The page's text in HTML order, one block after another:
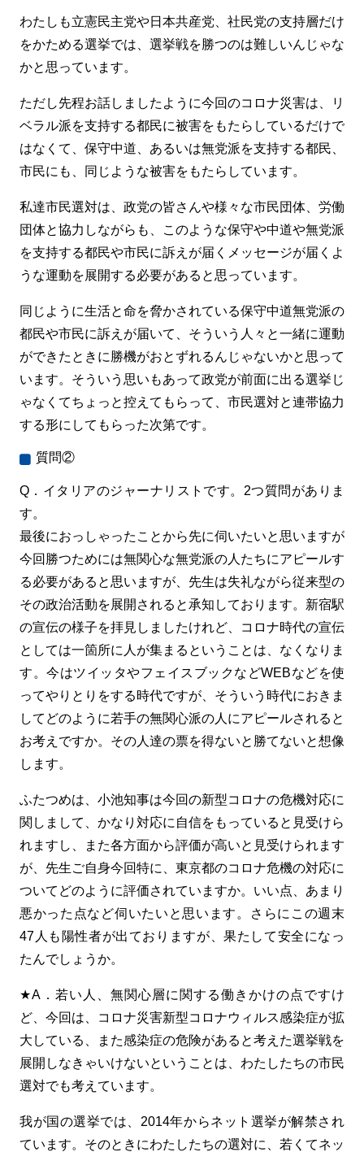
わたしも立憲民主党や日本共産党、社民党の支持層だけ
をかためる選挙では、選挙戦を勝つのは難しいんじゃな
かと思っています。
ただし先程お話しましたように今回のコロナ災害は、リ
ベラル派を支持する都民に被害をもたらしているだけで
はなくて、保守中道、あるいは無党派を支持する都民、
市民にも、同じような被害をもたらしています。
私達市民選対は、政党の皆さんや様々な市民団体、労働
団体と協力しながらも、このような保守や中道や無党派
を支持する都民や市民に訴えが届くメッセージが届くよ
うな運動を展開する必要があると思っています。
同じように生活と命を脅かされている保守中道無党派の
都民や市民に訴えが届いて、そういう人々と一緒に運動
ができたときに勝機がおとずれるんじゃないかと思って
います。そういう思いもあって政党が前面に出る選挙じ
ゃなくてちょっと控えてもらって、市民選対と連帯協力
する形にしてもらった次第です。
質問②
Q．イタリアのジャーナリストです。2つ質問がありま
す。
最後におっしゃったことから先に伺いたいと思いますが
今回勝つためには無関心な無党派の人たちにアピールす
る必要があると思いますが、先生は失礼ながら従来型の
その政治活動を展開されると承知しております。新宿駅
の宣伝の様子を拝見しましたけれど、コロナ時代の宣伝
としては一箇所に人が集まるということは、なくなりま
す。今はツイッタやフェイスブックなどWEBなどを使
ってやりとりをする時代ですが、そういう時代におきま
してどのように若手の無関心派の人にアピールされると
お考えですか。その人達の票を得ないと勝てないと想像
します。
ふたつめは、小池知事は今回の新型コロナの危機対応に
関しまして、かなり対応に自信をもっていると見受けら
れますし、また各方面から評価が高いと見受けられます
が、先生ご自身今回特に、東京都のコロナ危機の対応に
ついてどのように評価されていますか。いい点、あまり
悪かった点など伺いたいと思います。さらにこの週末
47人も陽性者が出ておりますが、果たして安全になっ
たんでしょうか。
★A．若い人、無関心層に関する働きかけの点ですけ
ど、今回は、コロナ災害新型コロナウィルス感染症が拡
大している、また感染症の危険があると考えた選挙戦を
展開しなきゃいけないということは、わたしたちの市民
選対でも考えています。
我が国の選挙では、2014年からネット選挙が解禁され
ています。そのときにわたしたちの選対に、若くてネッ